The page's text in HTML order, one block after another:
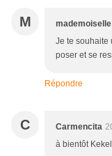
M
Je te souhaite
poser et se
Répondre
C Carmencita
à bientôt